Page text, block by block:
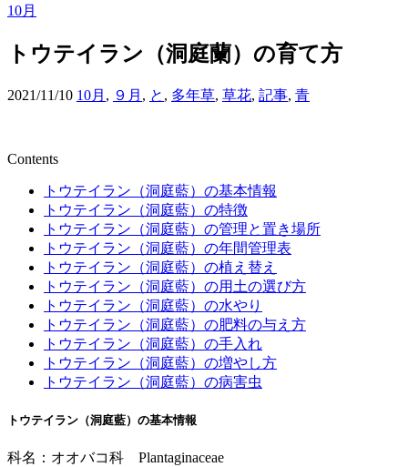
10月
トウテイラン（洞庭蘭）の育て方
2021/11/10 10月 , ９月 , と , 多年草, 草花, 記事, 青
Contents
トウテイラン（洞庭藍）の基本情報
トウテイラン（洞庭藍）の特徴
トウテイラン（洞庭藍）の管理と置き場所
トウテイラン（洞庭藍）の年間管理表
トウテイラン（洞庭藍）の植え替え
トウテイラン（洞庭藍）の用土の選び方
トウテイラン（洞庭藍）の水やり
トウテイラン（洞庭藍）の肥料の与え方
トウテイラン（洞庭藍）の手入れ
トウテイラン（洞庭藍）の増やし方
トウテイラン（洞庭藍）の病害虫
トウテイラン（洞庭藍）の基本情報
科名：オオバコ科 Plantaginaceae